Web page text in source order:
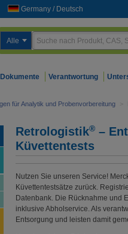
Germany / Deutsch
Alle
Dokumente Verantwortung
für Analytik und Probenvorbereitung >
Retrologistik® –
Küvettentests
Nutzen Sie unseren Service!
Küvettentestsätze zurück.
Datenbank. Die Rücknahme und
inklusive Abholservice. Als
Entsorgung und leisten damit